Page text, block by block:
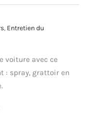
, Entretien du
voiture avec ce
: spray, grattoir en